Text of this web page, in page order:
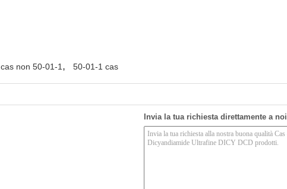
cas non 50-01-1 , 50-01-1 cas
Invia la tua richiesta direttamente a noi